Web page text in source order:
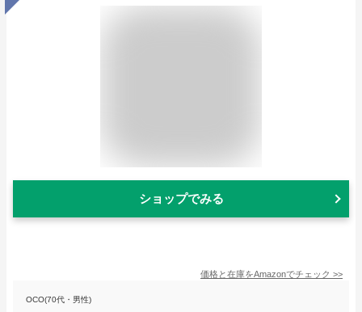
ショップでみる
価格と在庫をAmazonでチェック >>
OCO(70代・男性)